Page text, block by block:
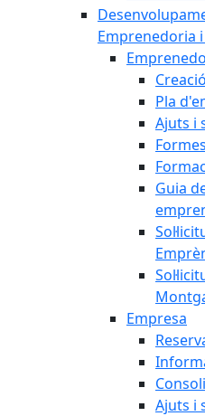
Emprenedoria
Pla
Ajuts i
Guia
Empresa
Ajuts i